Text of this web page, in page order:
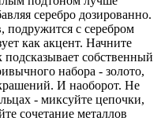
серебро дозированно.
с серебром
как акцент. Начните
подсказывает собственный
набора - золото,
И наоборот. Не
- миксуйте цепочки,
сочетание металлов